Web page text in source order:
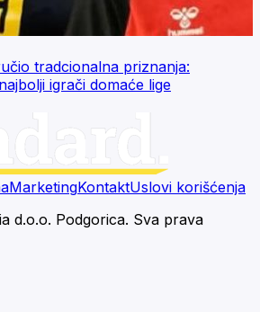
tradcionalna priznanja:
igrači domaće lige
MarketingKontaktUslovi korišćenja
d.o.o. Podgorica. Sva prava